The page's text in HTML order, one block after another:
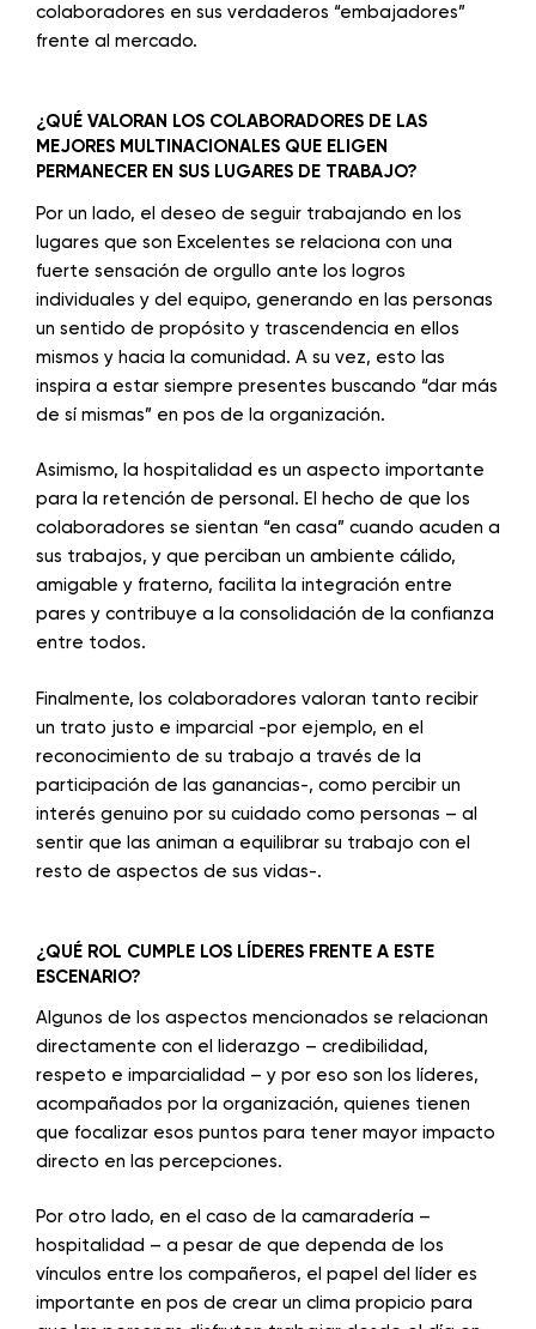
colaboradores en sus verdaderos “embajadores”
frente al mercado.
¿QUÉ VALORAN LOS COLABORADORES DE LAS
MEJORES MULTINACIONALES QUE ELIGEN
PERMANECER EN SUS LUGARES DE TRABAJO?
Por un lado, el deseo de seguir trabajando en los
lugares que son Excelentes se relaciona con una
fuerte sensación de orgullo ante los logros
individuales y del equipo, generando en las personas
un sentido de propósito y trascendencia en ellos
mismos y hacia la comunidad. A su vez, esto las
inspira a estar siempre presentes buscando “dar más
de sí mismas” en pos de la organización.
Asimismo, la hospitalidad es un aspecto importante
para la retención de personal. El hecho de que los
colaboradores se sientan “en casa” cuando acuden a
sus trabajos, y que perciban un ambiente cálido,
amigable y fraterno, facilita la integración entre
pares y contribuye a la consolidación de la confianza
entre todos.
Finalmente, los colaboradores valoran tanto recibir
un trato justo e imparcial -por ejemplo, en el
reconocimiento de su trabajo a través de la
participación de las ganancias-, como percibir un
interés genuino por su cuidado como personas – al
sentir que las animan a equilibrar su trabajo con el
resto de aspectos de sus vidas-.
¿QUÉ ROL CUMPLE LOS LÍDERES FRENTE A ESTE
ESCENARIO?
Algunos de los aspectos mencionados se relacionan
directamente con el liderazgo – credibilidad,
respeto e imparcialidad – y por eso son los líderes,
acompañados por la organización, quienes tienen
que focalizar esos puntos para tener mayor impacto
directo en las percepciones.
Por otro lado, en el caso de la camaradería –
hospitalidad – a pesar de que dependa de los
vínculos entre los compañeros, el papel del líder es
importante en pos de crear un clima propicio para